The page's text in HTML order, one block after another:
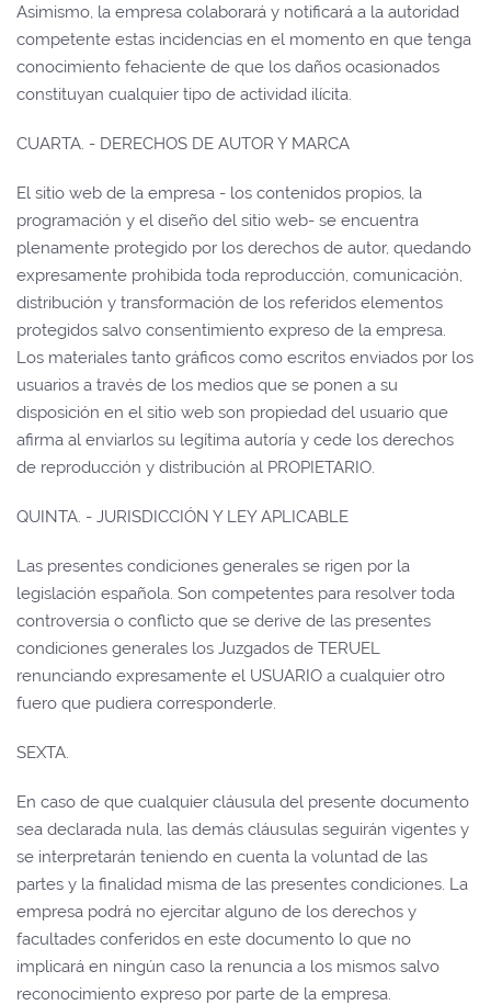
Asimismo, la empresa colaborará y notificará a la autoridad
competente estas incidencias en el momento en que tenga
conocimiento fehaciente de que los daños ocasionados
constituyan cualquier tipo de actividad ilícita.
CUARTA. - DERECHOS DE AUTOR Y MARCA
El sitio web de la empresa - los contenidos propios, la
programación y el diseño del sitio web- se encuentra
plenamente protegido por los derechos de autor, quedando
expresamente prohibida toda reproducción, comunicación,
distribución y transformación de los referidos elementos
protegidos salvo consentimiento expreso de la empresa.
Los materiales tanto gráficos como escritos enviados por los
usuarios a través de los medios que se ponen a su
disposición en el sitio web son propiedad del usuario que
afirma al enviarlos su legítima autoría y cede los derechos
de reproducción y distribución al PROPIETARIO.
QUINTA. - JURISDICCIÓN Y LEY APLICABLE
Las presentes condiciones generales se rigen por la
legislación española. Son competentes para resolver toda
controversia o conflicto que se derive de las presentes
condiciones generales los Juzgados de TERUEL
renunciando expresamente el USUARIO a cualquier otro
fuero que pudiera corresponderle.
SEXTA.
En caso de que cualquier cláusula del presente documento
sea declarada nula, las demás cláusulas seguirán vigentes y
se interpretarán teniendo en cuenta la voluntad de las
partes y la finalidad misma de las presentes condiciones. La
empresa podrá no ejercitar alguno de los derechos y
facultades conferidos en este documento lo que no
implicará en ningún caso la renuncia a los mismos salvo
reconocimiento expreso por parte de la empresa.